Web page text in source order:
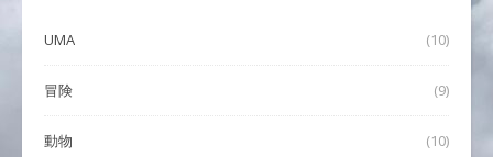
UMA (10)
冒険 (9)
動物 (10)